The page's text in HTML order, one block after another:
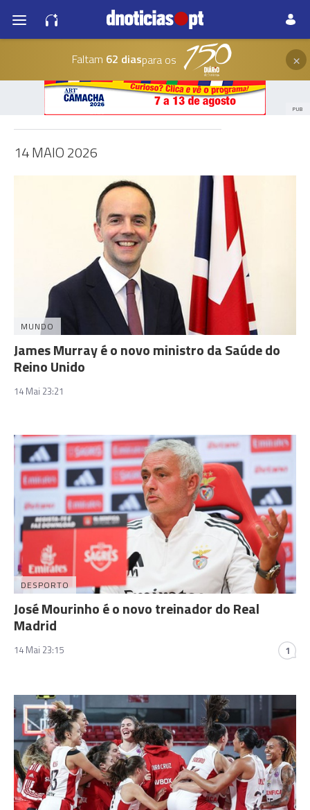
Faltam 62 diaspara os ×
PUB
14 MAIO 2026
MUNDO
James Murray é o novo ministro da Saúde do
Reino Unido
14 Mai 23:21
DESPORTO
José Mourinho é o novo treinador do Real
Madrid
14 Mai 23:15 1